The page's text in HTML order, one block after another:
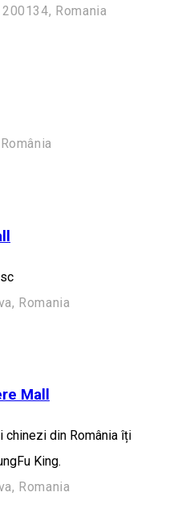
Romania
Romania
Mall
chinezi din România îți
King.
Romania